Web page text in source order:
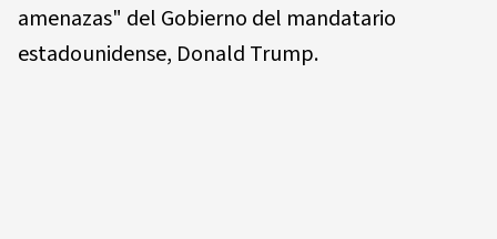
amenazas" del Gobierno del mandatario
estadounidense, Donald Trump.